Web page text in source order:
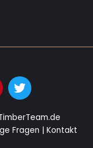
T
w
i
t
t
e
Fragen | Kontakt